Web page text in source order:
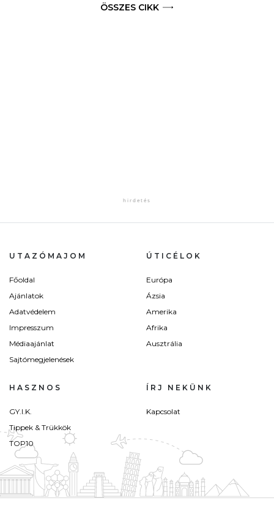
ÖSSZES CIKK
UTAZÓMAJOM
Főoldal
Ajánlatok
Adatvédelem
Impresszum
Médiaajánlat
Sajtómegjelenések
ÚTICÉLOK
Európa
Ázsia
Amerika
Afrika
Ausztrália
HASZNOS
GY.I.K.
Tippek & Trükkök
TOP10
ÍRJ NEKÜNK
Kapcsolat